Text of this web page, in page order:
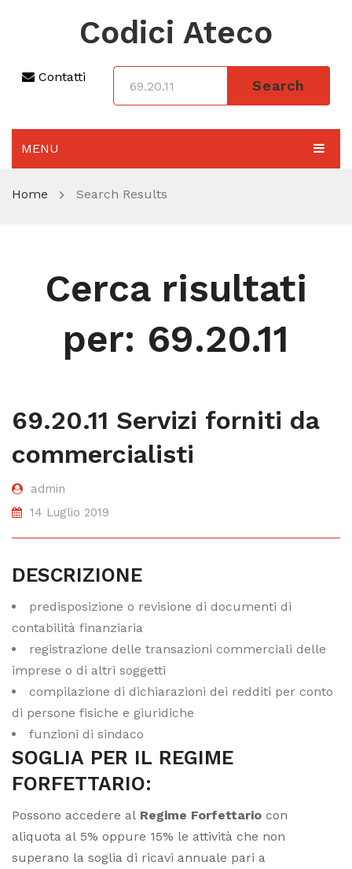
Codici Ateco
Contatti
Search
MENU
AGGIORNAMENTO 2025
REGIME FORFETTARIO
Home Search Results
Cerca risultati
per: 69.20.11
69.20.11 Servizi forniti da
commercialisti
admin
14 Luglio 2019
DESCRIZIONE
predisposizione o revisione di documenti di
contabilità finanziaria
registrazione delle transazioni commerciali delle
imprese o di altri soggetti
compilazione di dichiarazioni dei redditi per conto
di persone fisiche e giuridiche
funzioni di sindaco
SOGLIA PER IL REGIME
FORFETTARIO:
Possono accedere al Regime Forfettario con
aliquota al 5% oppure 15% le attività che non
superano la soglia di ricavi annuale pari a